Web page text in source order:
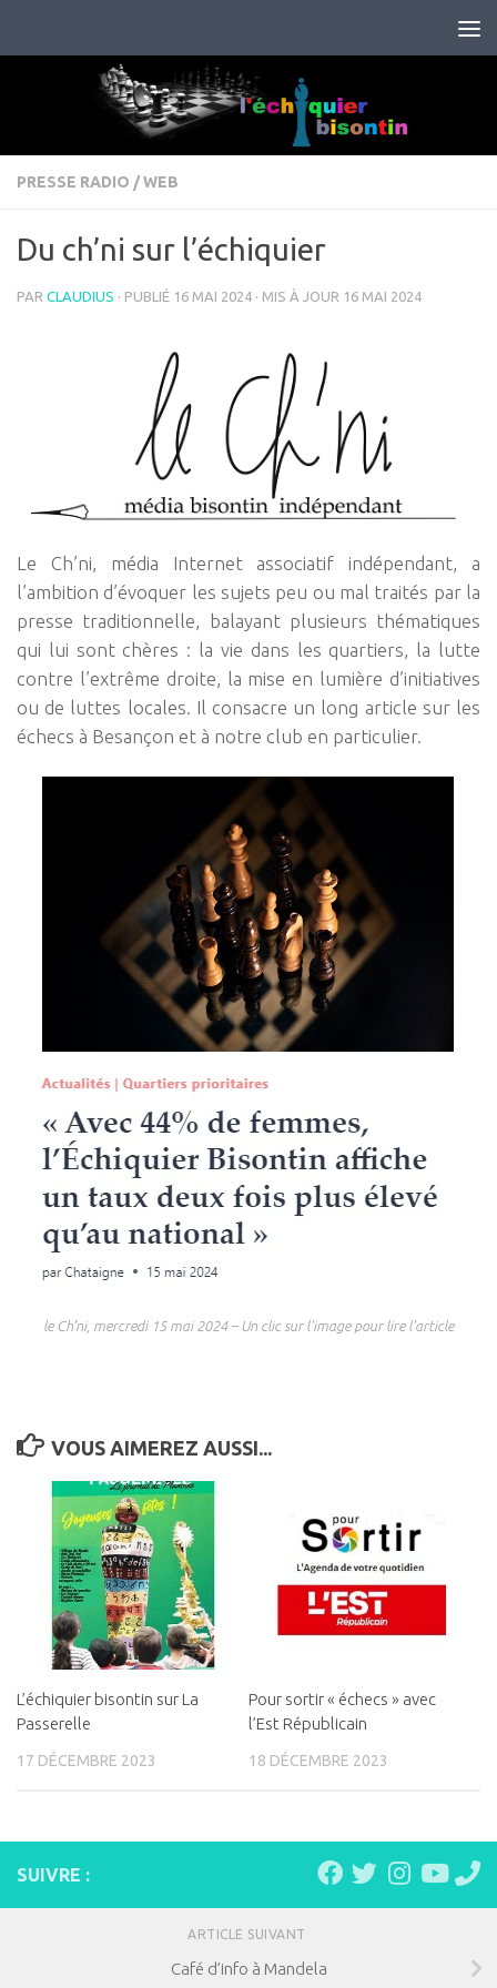
PRESSE RADIO /WEB
Du ch’ni sur l’échiquier
PAR CLAUDIUS · PUBLIÉ 16 MAI 2024 · MIS À JOUR 16 MAI 2024
Le Ch’ni, média Internet associatif indépendant, a
l’ambition d’évoquer les sujets peu ou mal traités par la
presse traditionnelle, balayant plusieurs thématiques
qui lui sont chères : la vie dans les quartiers, la lutte
contre l’extrême droite, la mise en lumière d’initiatives
ou de luttes locales. Il consacre un long article sur les
échecs à Besançon et à notre club en particulier.
le Ch’ni, mercredi 15 mai 2024 – Un clic sur l’image pour lire l’article
VOUS AIMEREZ AUSSI...
L’échiquier bisontin sur La
Passerelle
17 DÉCEMBRE 2023
Pour sortir « échecs » avec
l’Est Républicain
18 DÉCEMBRE 2023
SUIVRE :
ARTICLE SUIVANT
Café d’info à Mandela